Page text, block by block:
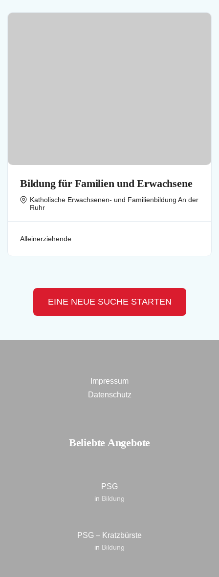
Bildung für Familien und Erwachsene
Katholische Erwachsenen- und Familienbildung An der
Ruhr
Alleinerziehende
EINE NEUE SUCHE STARTEN
Impressum
Datenschutz
Beliebte Angebote
PSG
in Bildung
PSG – Kratzbürste
in Bildung